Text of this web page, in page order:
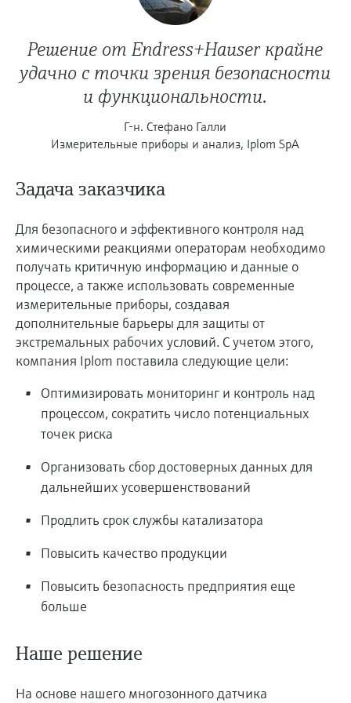
Решение от Endress+Hauser крайне
удачно с точки зрения безопасности
и функциональности.
Г-н. Стефано Галли
Измерительные приборы и анализ, Iplom SpA
Задача заказчика
Для безопасного и эффективного контроля над
химическими реакциями операторам необходимо
получать критичную информацию и данные о
процессе, а также использовать современные
измерительные приборы, создавая
дополнительные барьеры для защиты от
экстремальных рабочих условий. С учетом этого,
компания Iplom поставила следующие цели:
Оптимизировать мониторинг и контроль над
процессом, сократить число потенциальных
точек риска
Организовать сбор достоверных данных для
дальнейших усовершенствований
Продлить срок службы катализатора
Повысить качество продукции
Повысить безопасность предприятия еще
больше
Наше решение
На основе нашего многозонного датчика